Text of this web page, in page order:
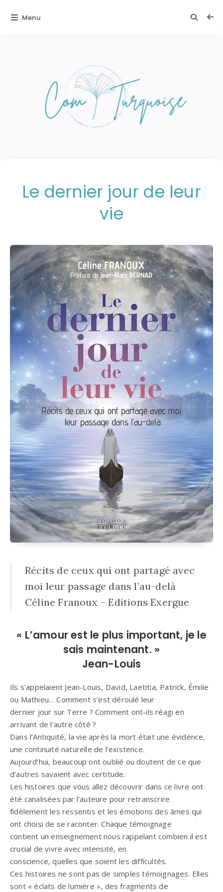
Le dernier jour de leur
vie
Récits de ceux qui ont partagé avec
moi leur passage dans l’au-delà
Céline Franoux – Editions Exergue
« L’amour est le plus important, je le
sais maintenant. »
Jean-Louis
Ils s’appelaient Jean-Louis, David, Laetitia, Patrick, Émilie
ou Mathieu… Comment s’est déroulé leur
dernier jour sur Terre ? Comment ont-ils réagi en
arrivant de l’autre côté ?
Dans l’Antiquité, la vie après la mort était une évidence,
une continuité naturelle de l’existence.
Aujourd’hui, beaucoup ont oublié ou doutent de ce que
d’autres savaient avec certitude.
Les histoires que vous allez découvrir dans ce livre ont
été canalisées par l’auteure pour retranscrire
fidèlement les ressentis et les émotions des âmes qui
ont choisi de se raconter. Chaque témoignage
contient un enseignement nous rappelant combien il est
crucial de vivre avec intensité, en
conscience, quelles que soient les difficultés.
Ces histoires ne sont pas de simples témoignages. Elles
sont « éclats de lumière », des fragments de
Menu